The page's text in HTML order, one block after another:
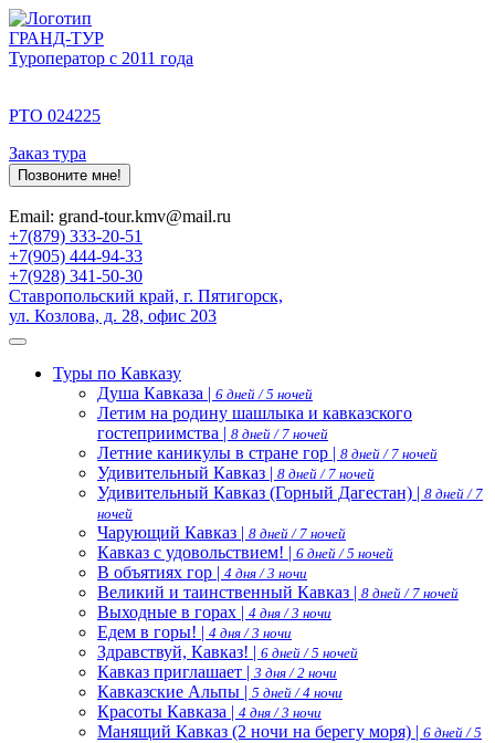
ГРАНД-ТУР
Туроператор с 2011 года
РТО 024225
Заказ тура
Позвоните мне!
Email: grand-tour.kmv@mail.ru
+7(879) 333-20-51
+7(905) 444-94-33
+7(928) 341-50-30
Ставропольский край, г. Пятигорск,
ул. Козлова, д. 28, офис 203
Туры по Кавказу
Душа Кавказа | 6 дней / 5 ночей
Летим на родину шашлыка и кавказского
гостеприимства | 8 дней / 7 ночей
Летние каникулы в стране гор | 8 дней / 7 ночей
Удивительный Кавказ | 8 дней / 7 ночей
Удивительный Кавказ (Горный Дагестан) | 8 дней / 7
ночей
Чарующий Кавказ | 8 дней / 7 ночей
Кавказ с удовольствием! | 6 дней / 5 ночей
В объятиях гор | 4 дня / 3 ночи
Великий и таинственный Кавказ | 8 дней / 7 ночей
Выходные в горах | 4 дня / 3 ночи
Едем в горы! | 4 дня / 3 ночи
Здравствуй, Кавказ! | 6 дней / 5 ночей
Кавказ приглашает | 3 дня / 2 ночи
Кавказские Альпы | 5 дней / 4 ночи
Красоты Кавказа | 4 дня / 3 ночи
Манящий Кавказ (2 ночи на берегу моря) | 6 дней / 5